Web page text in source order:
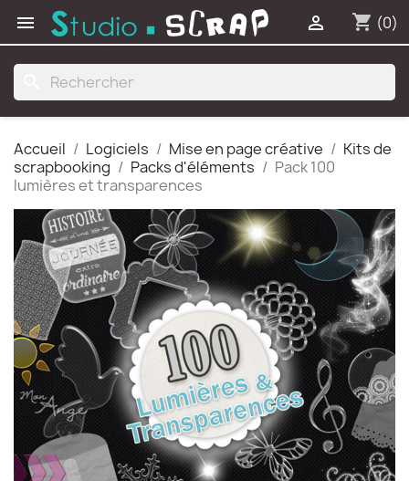
 shopping_cart (0)

Accueil Logiciels Mise en page créative
Kits de
scrapbooking
Packs d'éléments
Pack 100
lumières et transparences